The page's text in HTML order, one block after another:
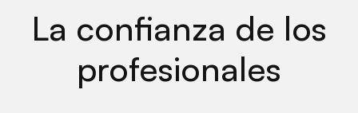
La confianza de los
profesionales